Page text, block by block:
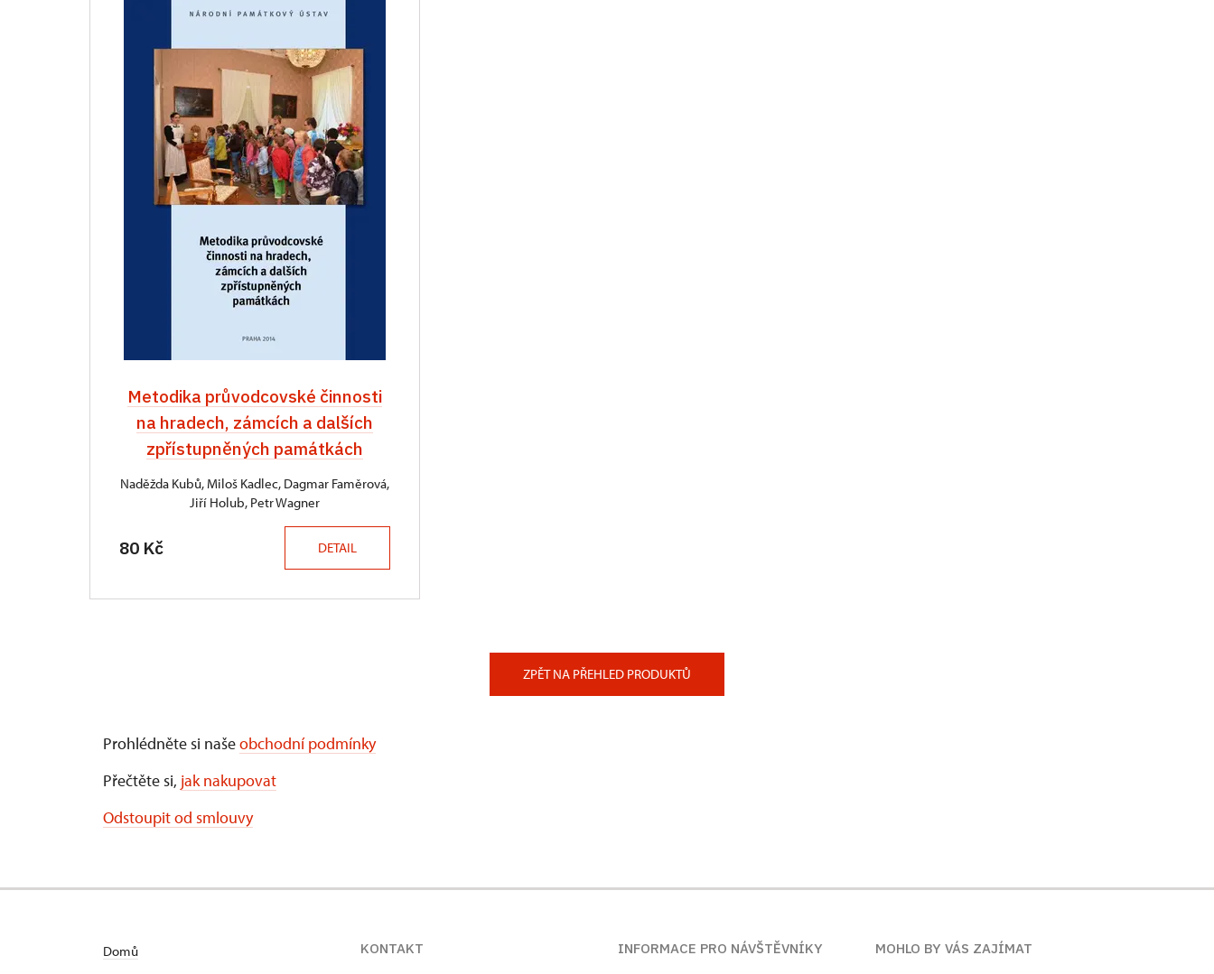
Metodika průvodcovské činnosti
na hradech, zámcích a dalších
zpřístupněných památkách
Naděžda Kubů, Miloš Kadlec, Dagmar Faměrová,
Jiří Holub, Petr Wagner
80 Kč DETAIL
ZPĚT NA PŘEHLED PRODUKTŮ
Prohlédněte si našeobchodní podmínky
Přečtěte si, jak nakupovat
Odstoupit od smlouvy
Domů
KONTAKT
INFORMACE PRO NÁVŠTĚVNÍKY
MOHLO BY VÁS ZAJÍMAT